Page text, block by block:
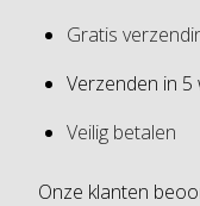
Gratis
Verzenden in
Veilig betalen
Onze klanten